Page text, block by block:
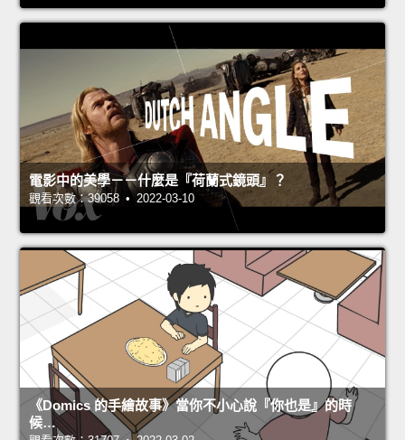
電影中的美學－－什麼是『荷蘭式鏡頭』？
觀看次數：39058 • 2022-03-10
《Domics 的手繪故事》當你不小心說『你也是』的時
候…